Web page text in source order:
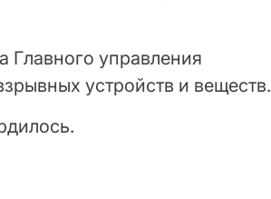
Главного управления
устройств и веществ.